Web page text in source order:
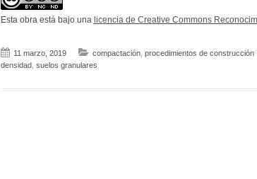
Esta obra está bajo una licencia de Creative Commons
11 marzo, 2019 compactación, procedimientos de construcción
densidad, suelos granulares